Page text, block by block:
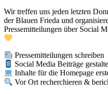
Wir treffen uns jeden letzten
der Blauen Frieda und
Pressemitteilungen über Social
Pressemitteilungen schreiben
Social Media Beiträge
Inhalte für die Homepage
Vor Ort recherchieren &